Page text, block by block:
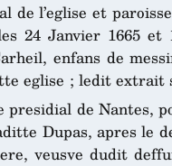
l’eglise et
24 Janvier 1665 et
enfans de
eglise ; ledit
presidial de Nantes,
Dupas, apres le
veusve dudit